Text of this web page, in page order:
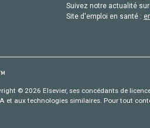
Suivez notre actualité
Site d'emploi en santé :
© 2026 Elsevier, ses concédants de
et aux technologies similaires. Pour tout